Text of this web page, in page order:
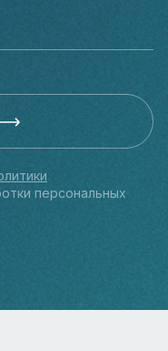
персональных